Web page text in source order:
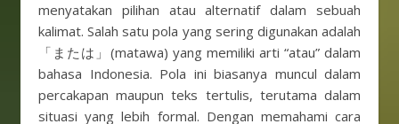
menyatakan pilihan atau alternatif dalam sebuah
kalimat. Salah satu pola yang sering digunakan adalah
「または」(matawa) yang memiliki arti “atau” dalam
bahasa Indonesia. Pola ini biasanya muncul dalam
percakapan maupun teks tertulis, terutama dalam
situasi yang lebih formal. Dengan memahami cara